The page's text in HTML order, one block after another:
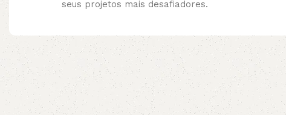
seus projetos mais desafiadores.